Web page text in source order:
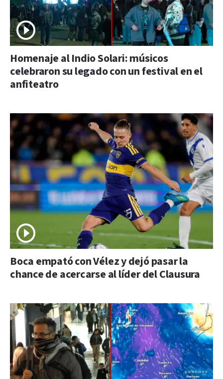
Homenaje al Indio Solari: músicos
celebraron su legado con un festival en el
anfiteatro
Boca empató con Vélez y dejó pasar la
chance de acercarse al líder del Clausura